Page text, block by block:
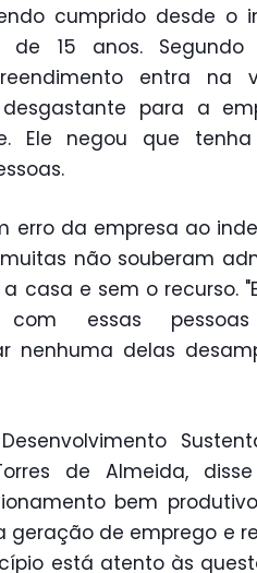
cumprido desde o
de 15 anos.
entra na
para a
Ele negou que
erro da empresa ao
não souberam
casa e sem o recurso.
com essas
nenhuma delas
de Almeida,
bem
de emprego e
está atento às